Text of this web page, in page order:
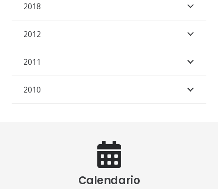
2018
2012
2011
2010
Calendario